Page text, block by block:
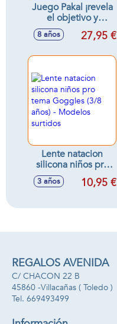
Juego Pakal ¡revela
el objetivo y
encuentra los
símbolos!
8 años 27,95 €
Lente natacion
silicona niños pro
tema Goggles (3/8
años) - Modelos
3 años 10,95 €
REGALOS AVENIDA
C/ CHACON 22 B
45860 -Villacañas ( Toledo )
669493499